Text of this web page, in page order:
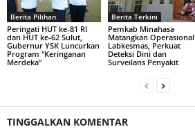
Berita Pilihan
Peringati HUT ke-81 RI
dan HUT ke-62 Sulut,
Gubernur YSK Luncurkan
Program “Keringanan
Merdeka”
Berita Terkini
Pemkab Minahasa
Matangkan Operasional
Labkesmas, Perkuat
Deteksi Dini dan
Surveilans Penyakit
TINGGALKAN KOMENTAR